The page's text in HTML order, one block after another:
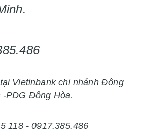
Vietinbank chi nhánh Đông
-PDG Đông Hòa.
118 - 0917.385.486